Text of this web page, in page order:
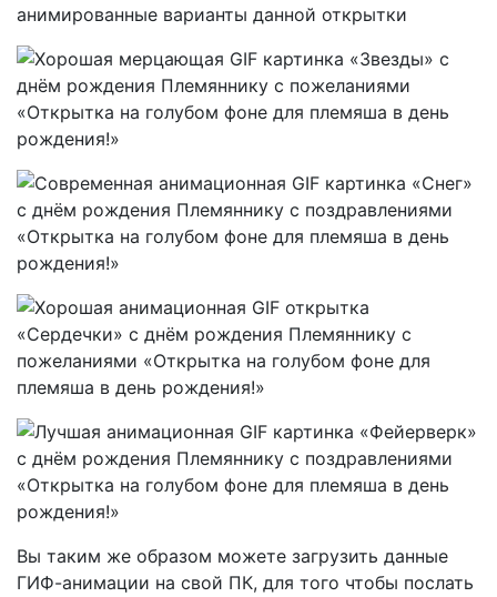
анимированные варианты данной открытки
Вы таким же образом можете загрузить данные
ГИФ-анимации на свой ПК, для того чтобы послать